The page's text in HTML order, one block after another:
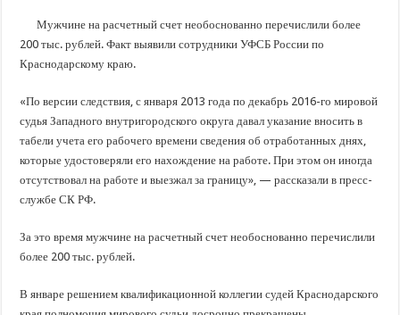
Важные правила обращения в вашу страховую компанию
В городах и районах Кубани отметили День России
Мужчине на расчетный счет необоснованно перечислили более
200 тыс. рублей. Факт выявили сотрудники УФСБ России по
Краснодарскому краю.
«По версии следствия, с января 2013 года по декабрь 2016-го мировой
судья Западного внутригородского округа давал указание вносить в
табели учета его рабочего времени сведения об отработанных днях,
которые удостоверяли его нахождение на работе. При этом он иногда
отсутствовал на работе и выезжал за границу», — рассказали в пресс-
службе СК РФ.
За это время мужчине на расчетный счет необоснованно перечислили
более 200 тыс. рублей.
В январе решением квалификационной коллегии судей Краснодарского